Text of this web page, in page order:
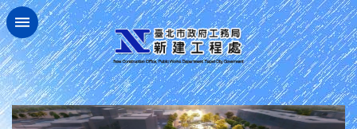
跳到主要內容區塊